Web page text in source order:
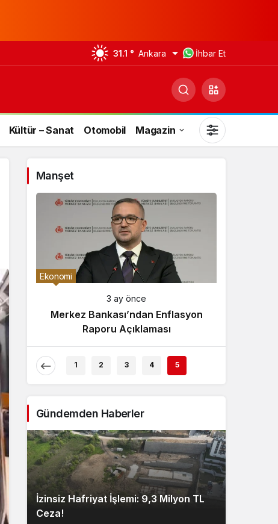
31.1 ° Ankara İhbar Et
Kültür – Sanat Otomobil Magazin
Gündüz Modu
Gündüz modunu seçin.
Gece Modu
Gece modunu seçin.
Sistem Modu
Sistem modunu seçin.
Manşet
Son Dakika
3 ay önce
Çaykur Rizespor, Beşiktaş’ı
Ağırlıyor!
1 2 3 4 5
Gündemden Haberler
İzinsiz Hafriyat İşlemi: 9,3 Milyon TL
Ceza!